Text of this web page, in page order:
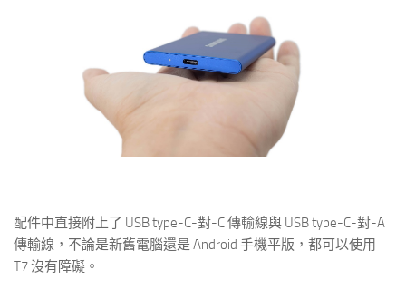
配件中直接附上了 USB type-C-對-C 傳輸線與 USB type-C-對-A
傳輸線，不論是新舊電腦還是 Android 手機平版，都可以使用
T7 沒有障礙。